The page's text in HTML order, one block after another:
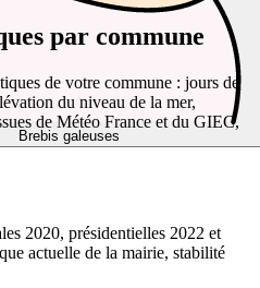
Brebis galeuses
par commune
de votre commune : jours de
du niveau de la mer,
de Météo France et du GIEC,
2020, présidentielles 2022 et
actuelle de la mairie, stabilité